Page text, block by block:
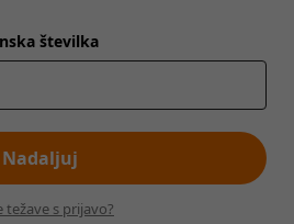
številka
Nadaljuj
težave s prijavo?